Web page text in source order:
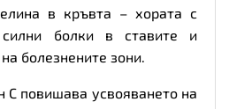
в кръвта – хората с
силни болки в ставите и
болезнените зони.
повишава усвояването на